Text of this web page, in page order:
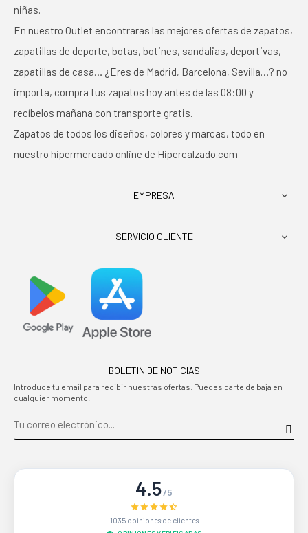
niñas.
En nuestro Outlet encontraras las mejores ofertas de zapatos,
zapatillas de deporte, botas, botines, sandalias, deportivas,
zapatillas de casa… ¿Eres de Madrid, Barcelona, Sevilla…? no
importa, compra tus zapatos hoy antes de las 08:00 y
recíbelos mañana con transporte gratis.
Zapatos de todos los diseños, colores y marcas, todo en
nuestro hipermercado online de Hipercalzado.com
EMPRESA 
SERVICIO CLIENTE 
BOLETIN DE NOTICIAS
Introduce tu email para recibir nuestras ofertas. Puedes darte de baja en
cualquier momento.
4.5/5
1035 opiniones de clientes